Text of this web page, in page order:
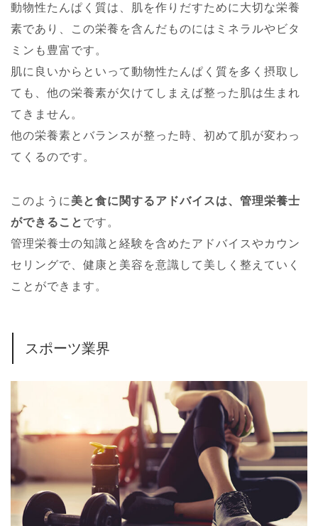
動物性たんぱく質は、肌を作りだすために大切な栄養
素であり、この栄養を含んだものにはミネラルやビタ
ミンも豊富です。
肌に良いからといって動物性たんぱく質を多く摂取し
ても、他の栄養素が欠けてしまえば整った肌は生まれ
てきません。
他の栄養素とバランスが整った時、初めて肌が変わっ
てくるのです。
このように 美と食に関するアドバイスは、管理栄養士
ができること です。
管理栄養士の知識と経験を含めたアドバイスやカウン
セリングで、健康と美容を意識して美しく整えていく
ことができます。
スポーツ業界